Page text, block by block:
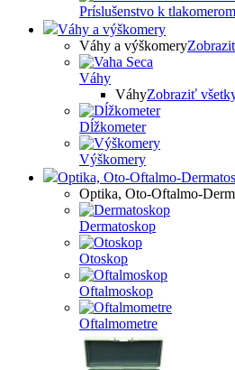
Príslušenstvo k tlakomerom
Váhy a výškomery
Váhy a výškomery
Váhy
VáhyZobraziť
Dĺžkometer
Výškomery
Optika, Oto-Oftalmo-
Optika, Oto-Oftalmo-
Dermatoskop
Otoskop
Oftalmoskop
Oftalmometre